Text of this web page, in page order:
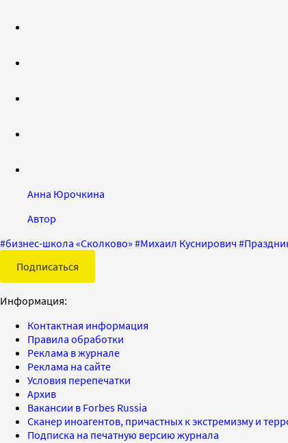
Анна Юрочкина
Автор
#бизнес-школа «Сколково» #Михаил Куснирович #
Подписаться
Информация:
Контактная информация
Правила обработки
Реклама в журнале
Реклама на сайте
Условия перепечатки
Архив
Вакансии в Forbes Russia
Сканер иноагентов, причастных к экстремизму и
Подписка на печатную версию журнала